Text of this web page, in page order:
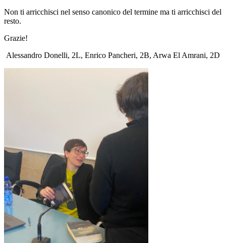
Non ti arricchisci nel senso canonico del termine ma ti arricchisci del
resto.
Grazie!
Alessandro Donelli, 2L, Enrico Pancheri, 2B, Arwa El Amrani, 2D